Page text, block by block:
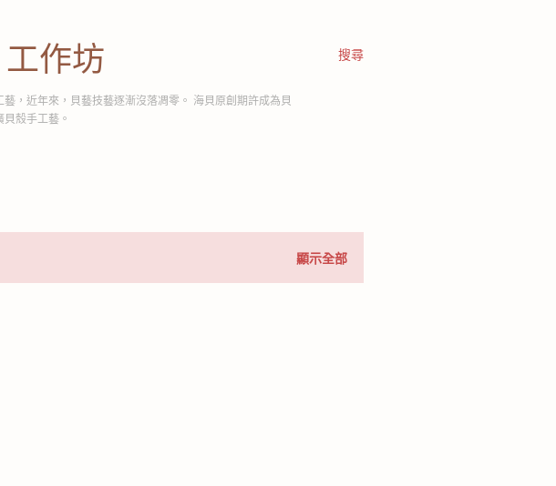
搜尋
作坊
，近年來，貝藝技藝逐漸沒落凋零。 海貝原創期許成為貝
殼手工藝。
顯示全部